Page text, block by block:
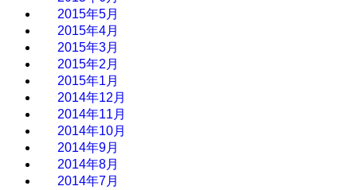
2015年5月
2015年4月
2015年3月
2015年2月
2015年1月
2014年12月
2014年11月
2014年10月
2014年9月
2014年8月
2014年7月